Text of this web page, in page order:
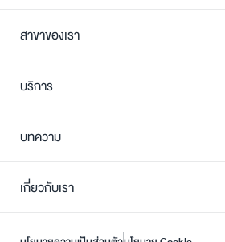
สาขาของเรา
บริการ
บทความ
เกี่ยวกับเรา